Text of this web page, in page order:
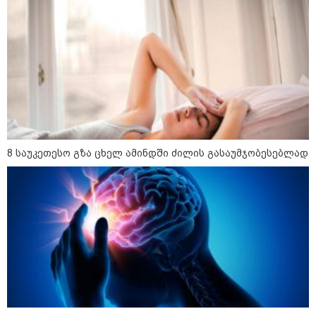
რუსულენოვან ბლოგერთან
ინტერვიუზე
13:00 / 10-08-2026
"გადახედეთ, რა მონაცემებია
ევროპული ქვეყნების რუსეთთან
სავაჭრო ურთიერთობების
თვალსაზრისით, მას შემდეგ,
რაც რუსეთ-უკრაინის ომი
გაჩაღდა" - კახა კალაძე
12:25 / 10-08-2026
"ანტირუსული რიტორიკით
გამორჩეულ "ნაცაქტივისტებს“
წლების განმავლობაში
რუსეთიდან სარგებლის
მიღებაზე უარი არ უთქვამთ -
ყველაფერი 2022 წლის შემდეგ
შეიცვალა" - ნინო წილოსანი
კატეგორიის ყველა სიახლე
8 საუკეთესო გზა ცხელ ამინდში ძილის გასაუმჯობესებლად